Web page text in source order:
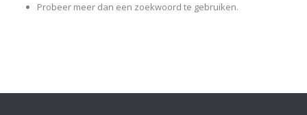
Probeer meer dan een zoekwoord te gebruiken.